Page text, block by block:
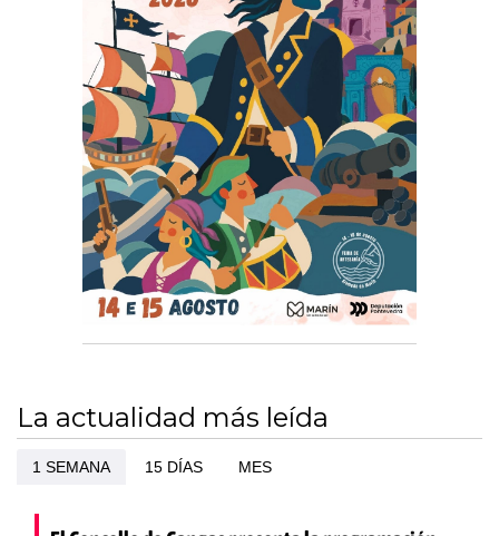
La actualidad más leída
1 SEMANA 15 DÍAS MES